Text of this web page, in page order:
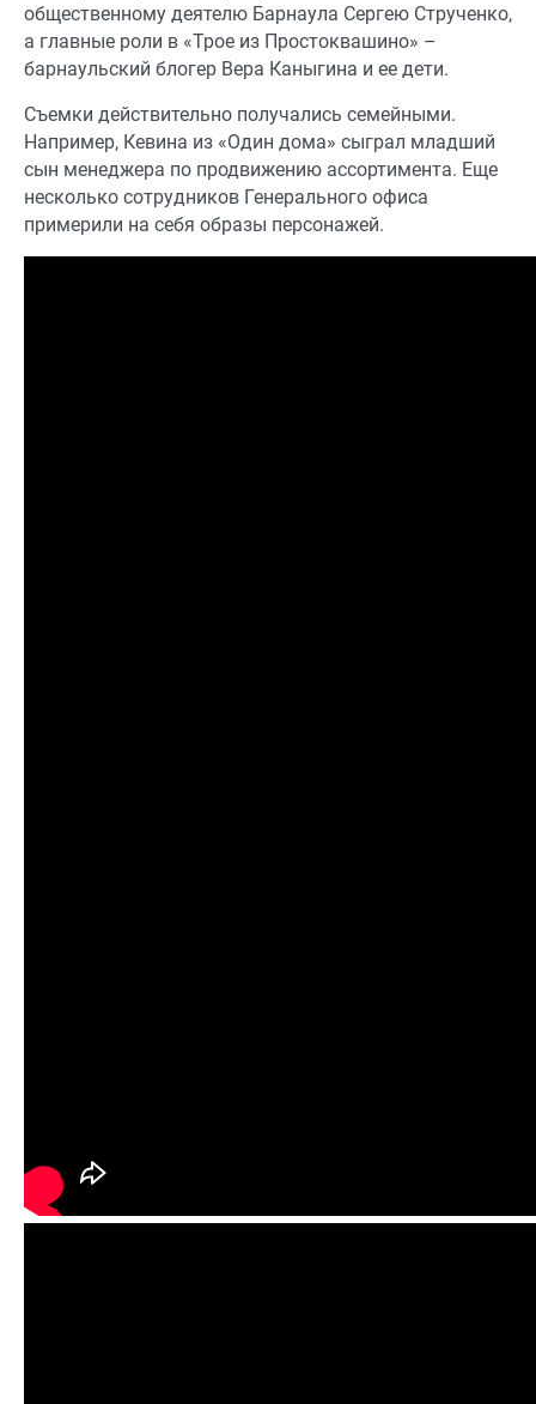
общественному деятелю Барнаула Сергею Струченко,
а главные роли в «Трое из Простоквашино» –
барнаульский блогер Вера Каныгина и ее дети.
Съемки действительно получались семейными.
Например, Кевина из «Один дома» сыграл младший
сын менеджера по продвижению ассортимента. Еще
несколько сотрудников Генерального офиса
примерили на себя образы персонажей.